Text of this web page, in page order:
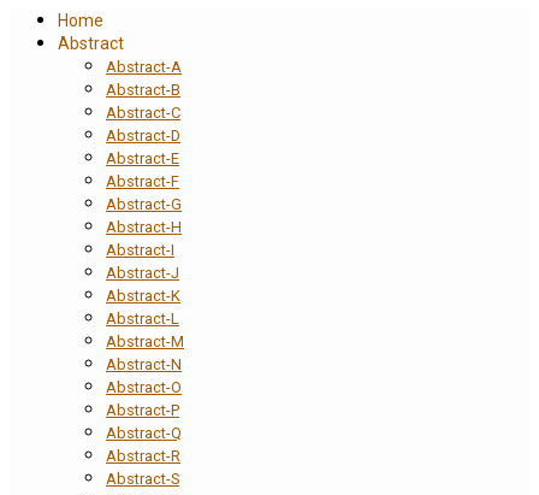
Home
Abstract
Abstract-A
Abstract-B
Abstract-C
Abstract-D
Abstract-E
Abstract-F
Abstract-G
Abstract-H
Abstract-I
Abstract-J
Abstract-K
Abstract-L
Abstract-M
Abstract-N
Abstract-O
Abstract-P
Abstract-Q
Abstract-R
Abstract-S